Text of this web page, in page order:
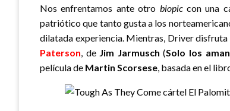
Nos enfrentamos ante otro biopiccon una
patriótico que tanto gusta a los
dilatada experiencia. Mientras, Driver
Paterson, de Jim Jarmusch(Solo los
película de Martin Scorsese, basada en el